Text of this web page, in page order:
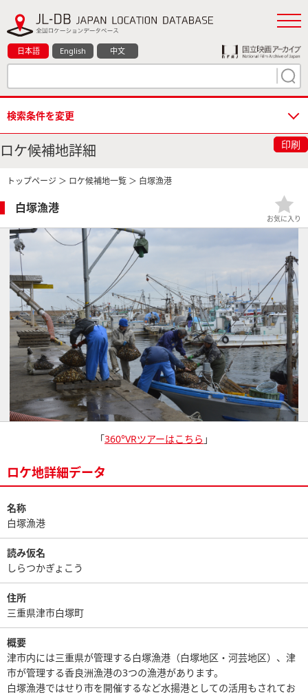
日本語 English 中文
検索条件を変更
ロケ候補地詳細 印刷
トップページ ＞ ロケ候補地一覧 ＞ 白塚漁港
白塚漁港
お気に入り
「360°VRツアーはこちら 」
ロケ地詳細データ
名称
白塚漁港
読み仮名
しらつかぎょこう
住所
三重県津市白塚町
概要
津市内には三重県が管理する白塚漁港（白塚地区・河芸地区）、津
市が管理する香良洲漁港の3つの漁港があります。
白塚漁港ではせり市を開催するなど水揚港としての活用もされてお